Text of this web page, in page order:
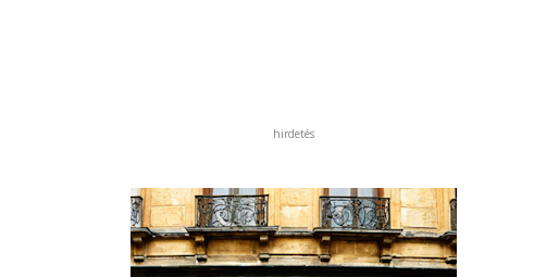
hirdetés